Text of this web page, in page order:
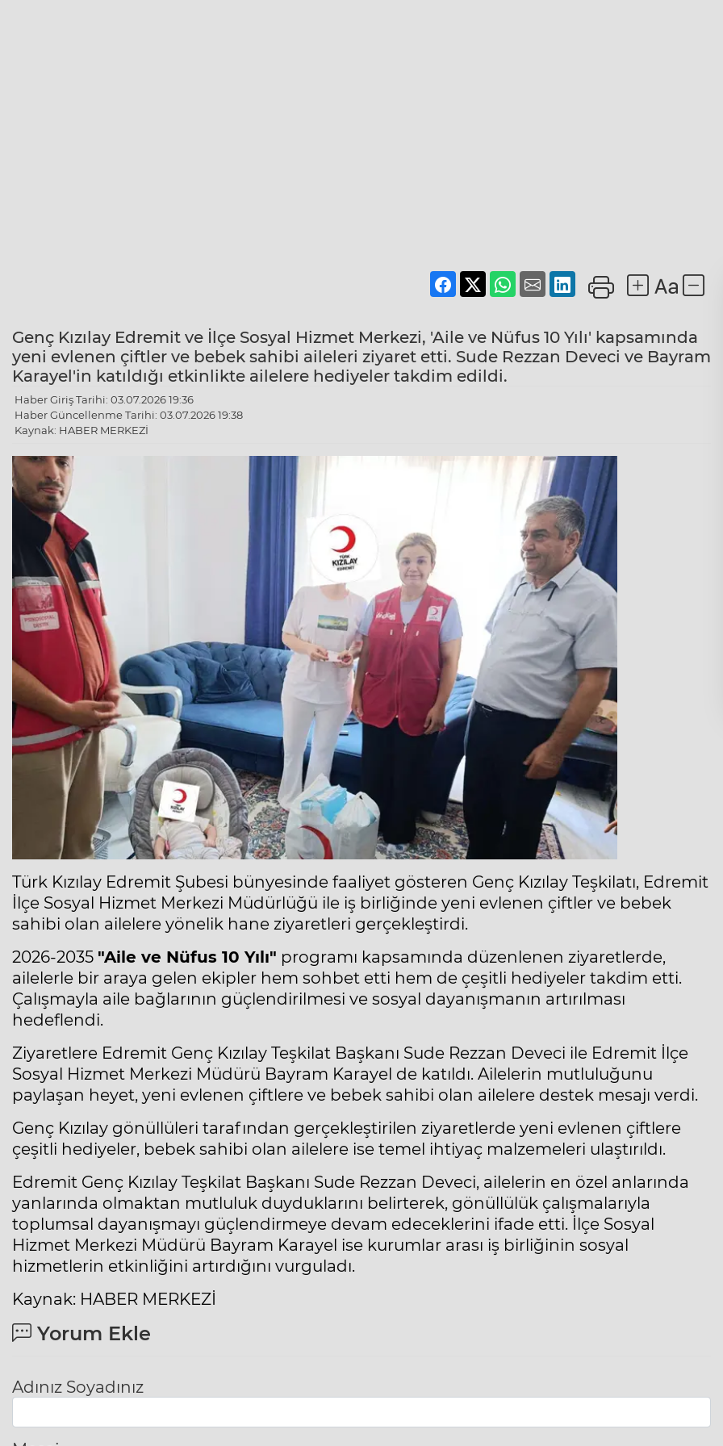
Genç Kızılay Edremit ve İlçe Sosyal Hizmet Merkezi, 'Aile ve Nüfus 10 Yılı' kapsamında
yeni evlenen çiftler ve bebek sahibi aileleri ziyaret etti. Sude Rezzan Deveci ve Bayram
Karayel'in katıldığı etkinlikte ailelere hediyeler takdim edildi.
Haber Giriş Tarihi: 03.07.2026 19:36
Haber Güncellenme Tarihi: 03.07.2026 19:38
Kaynak: HABER MERKEZİ
Türk Kızılay Edremit Şubesi bünyesinde faaliyet gösteren Genç Kızılay Teşkilatı, Edremit
İlçe Sosyal Hizmet Merkezi Müdürlüğü ile iş birliğinde yeni evlenen çiftler ve bebek
sahibi olan ailelere yönelik hane ziyaretleri gerçekleştirdi.
2026-2035 "Aile ve Nüfus 10 Yılı" programı kapsamında düzenlenen ziyaretlerde,
ailelerle bir araya gelen ekipler hem sohbet etti hem de çeşitli hediyeler takdim etti.
Çalışmayla aile bağlarının güçlendirilmesi ve sosyal dayanışmanın artırılması
hedeflendi.
Ziyaretlere Edremit Genç Kızılay Teşkilat Başkanı Sude Rezzan Deveci ile Edremit İlçe
Sosyal Hizmet Merkezi Müdürü Bayram Karayel de katıldı. Ailelerin mutluluğunu
paylaşan heyet, yeni evlenen çiftlere ve bebek sahibi olan ailelere destek mesajı verdi.
Genç Kızılay gönüllüleri tarafından gerçekleştirilen ziyaretlerde yeni evlenen çiftlere
çeşitli hediyeler, bebek sahibi olan ailelere ise temel ihtiyaç malzemeleri ulaştırıldı.
Edremit Genç Kızılay Teşkilat Başkanı Sude Rezzan Deveci, ailelerin en özel anlarında
yanlarında olmaktan mutluluk duyduklarını belirterek, gönüllülük çalışmalarıyla
toplumsal dayanışmayı güçlendirmeye devam edeceklerini ifade etti. İlçe Sosyal
Hizmet Merkezi Müdürü Bayram Karayel ise kurumlar arası iş birliğinin sosyal
hizmetlerin etkinliğini artırdığını vurguladı.
Kaynak: HABER MERKEZİ
Yorum Ekle
Adınız Soyadınız